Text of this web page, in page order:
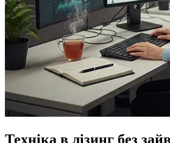
Техніка в лізинг без